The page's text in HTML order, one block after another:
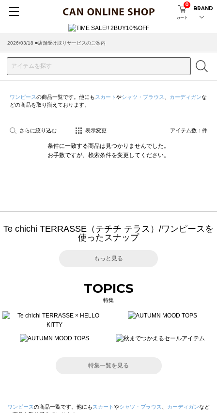
カート
0
BRAND
2026/03/18 ■店舗受け取りサービスのご案内
ワンピースの商品一覧です。他にも スカート やシャツ・ブラウス カーディガンな
どの商品を取り揃えております。
さらに絞り込む 表示変更 アイテム数： 件
条件に一致する商品は見つかりませんでした。
お手数ですが、検索条件を変更してください。
Te chichi TERRASSE（テチチ テラス）/ワンピースを
使ったスナップ
もっと見る
TOPICS
特集
特集一覧を見る
ワンピースの商品一覧です。他にも スカート やシャツ・ブラウス カーディガンなど